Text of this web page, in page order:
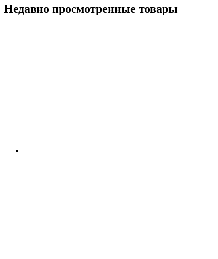
Недавно просмотренные товары